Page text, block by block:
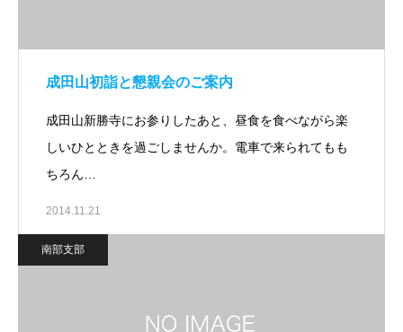
成田山初詣と懇親会のご案内
成田山新勝寺にお参りしたあと、昼食を食べながら楽
しいひとときを過ごしませんか。電車で来られてもも
ちろん…
2014.11.21
南部支部